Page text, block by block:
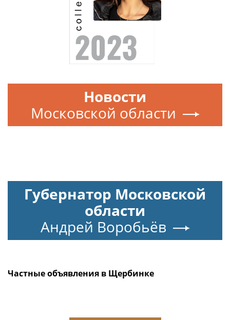
Новости
Московской области
Губернатор Московской
области
Андрей Воробьёв
Частные объявления в Щербинке